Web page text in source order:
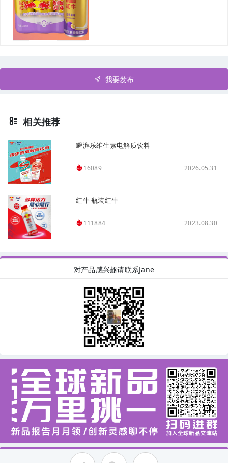
我要发布
相关推荐
瞬湃乐维生素电解质饮料
16089 2026.05.31
红牛 瓶装红牛
111884 2023.08.30
对产品感兴趣请联系Jane